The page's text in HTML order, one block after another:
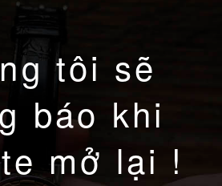
tôi sẽ
báo khi
mở lại !